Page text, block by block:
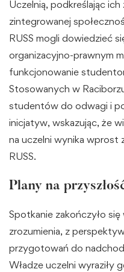
Uczelnią, podkreślając
zintegrowanej
RUSS mogli dowiedzieć
organizacyjno-prawnym
funkcjonowanie
Stosowanych w
studentów do odwagi i
inicjatyw, wskazując, że
na uczelni wynika wprost
RUSS.
Plany na
Spotkanie zakończyło
zrozumienia, z
przygotowań do
Władze uczelni wyraziły